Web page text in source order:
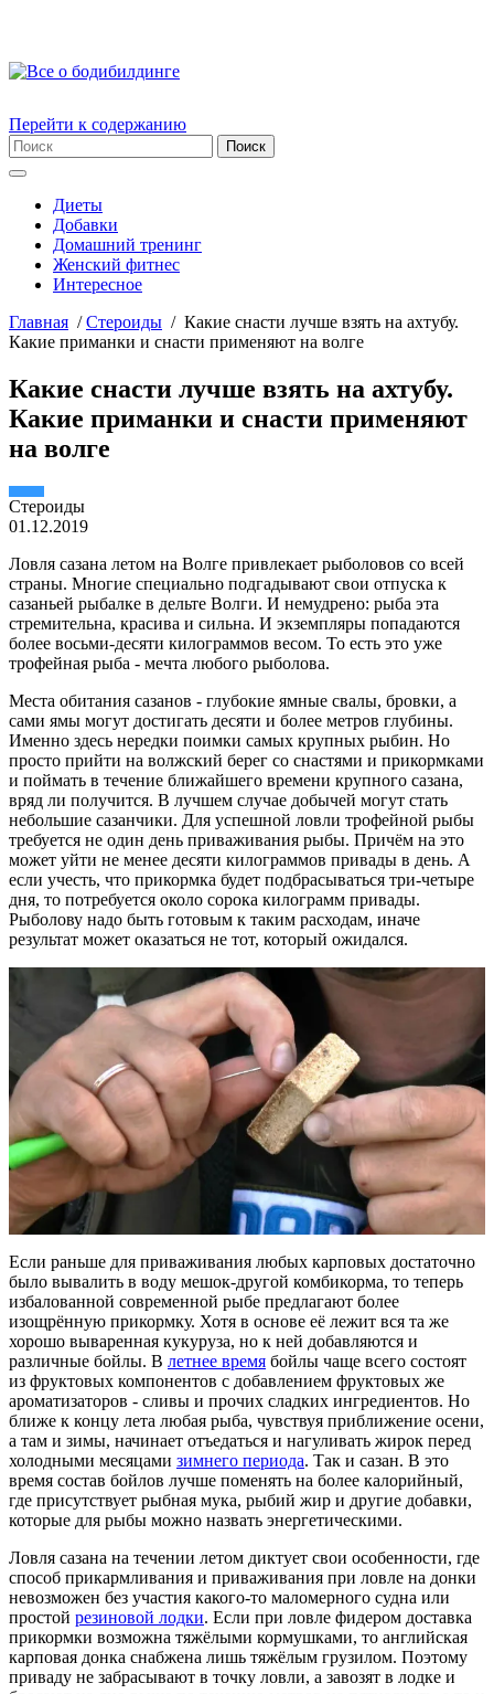
Перейти к содержанию
Диеты
Добавки
Домашний тренинг
Женский фитнес
Интересное
Главная /Стероиды / Какие снасти лучше взять на ахтубу.
Какие приманки и снасти применяют на волге
Какие снасти лучше взять на ахтубу.
Какие приманки и снасти применяют
на волге
Стероиды
01.12.2019
Ловля сазана летом на Волге привлекает рыболовов со всей
страны. Многие специально подгадывают свои отпуска к
сазаньей рыбалке в дельте Волги. И немудрено: рыба эта
стремительна, красива и сильна. И экземпляры попадаются
более восьми-десяти килограммов весом. То есть это уже
трофейная рыба - мечта любого рыболова.
Места обитания сазанов - глубокие ямные свалы, бровки, а
сами ямы могут достигать десяти и более метров глубины.
Именно здесь нередки поимки самых крупных рыбин. Но
просто прийти на волжский берег со снастями и прикормками
и поймать в течение ближайшего времени крупного сазана,
вряд ли получится. В лучшем случае добычей могут стать
небольшие сазанчики. Для успешной ловли трофейной рыбы
требуется не один день приваживания рыбы. Причём на это
может уйти не менее десяти килограммов привады в день. А
если учесть, что прикормка будет подбрасываться три-четыре
дня, то потребуется около сорока килограмм привады.
Рыболову надо быть готовым к таким расходам, иначе
результат может оказаться не тот, который ожидался.
Если раньше для приваживания любых карповых достаточно
было вывалить в воду мешок-другой комбикорма, то теперь
избалованной современной рыбе предлагают более
изощрённую прикормку. Хотя в основе её лежит вся та же
хорошо вываренная кукуруза, но к ней добавляются и
различные бойлы. В летнее время бойлы чаще всего состоят
из фруктовых компонентов с добавлением фруктовых же
ароматизаторов - сливы и прочих сладких ингредиентов. Но
ближе к концу лета любая рыба, чувствуя приближение осени,
а там и зимы, начинает отъедаться и нагуливать жирок перед
холодными месяцами зимнего периода. Так и сазан. В это
время состав бойлов лучше поменять на более калорийный,
где присутствует рыбная мука, рыбий жир и другие добавки,
которые для рыбы можно назвать энергетическими.
Ловля сазана на течении летом диктует свои особенности, где
способ прикармливания и приваживания при ловле на донки
невозможен без участия какого-то маломерного судна или
простой резиновой лодки. Если при ловле фидером доставка
прикормки возможна тяжёлыми кормушками, то английская
карповая донка снабжена лишь тяжёлым грузилом. Поэтому
приваду не забрасывают в точку ловли, а завозят в лодке и